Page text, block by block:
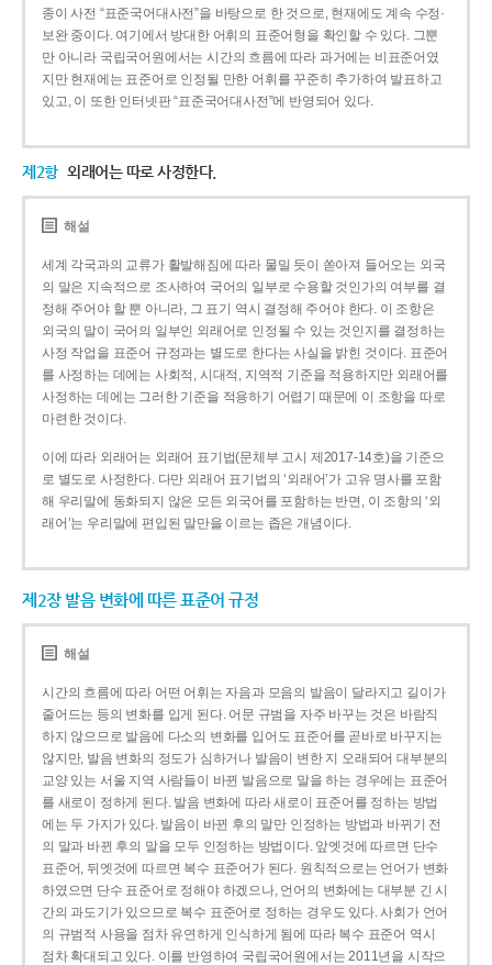
종이 사전 “표준국어대사전”을 바탕으로 한 것으로, 현재에도 계속 수정·
보완 중이다. 여기에서 방대한 어휘의 표준어형을 확인할 수 있다. 그뿐
만 아니라 국립국어원에서는 시간의 흐름에 따라 과거에는 비표준어였
지만 현재에는 표준어로 인정될 만한 어휘를 꾸준히 추가하여 발표하고
있고, 이 또한 인터넷판 “표준국어대사전”에 반영되어 있다.
제2항 외래어는 따로 사정한다.
해설
세계 각국과의 교류가 활발해짐에 따라 물밀 듯이 쏟아져 들어오는 외국
의 말은 지속적으로 조사하여 국어의 일부로 수용할 것인가의 여부를 결
정해 주어야 할 뿐 아니라, 그 표기 역시 결정해 주어야 한다. 이 조항은
외국의 말이 국어의 일부인 외래어로 인정될 수 있는 것인지를 결정하는
사정 작업을 표준어 규정과는 별도로 한다는 사실을 밝힌 것이다. 표준어
를 사정하는 데에는 사회적, 시대적, 지역적 기준을 적용하지만 외래어를
사정하는 데에는 그러한 기준을 적용하기 어렵기 때문에 이 조항을 따로
마련한 것이다.
이에 따라 외래어는 외래어 표기법(문체부 고시 제2017-14호)을 기준으
로 별도로 사정한다. 다만 외래어 표기법의 ‘외래어’가 고유 명사를 포함
해 우리말에 동화되지 않은 모든 외국어를 포함하는 반면, 이 조항의 ‘외
래어’는 우리말에 편입된 말만을 이르는 좁은 개념이다.
제2장 발음 변화에 따른 표준어 규정
해설
시간의 흐름에 따라 어떤 어휘는 자음과 모음의 발음이 달라지고 길이가
줄어드는 등의 변화를 입게 된다. 어문 규범을 자주 바꾸는 것은 바람직
하지 않으므로 발음에 다소의 변화를 입어도 표준어를 곧바로 바꾸지는
않지만, 발음 변화의 정도가 심하거나 발음이 변한 지 오래되어 대부분의
교양 있는 서울 지역 사람들이 바뀐 발음으로 말을 하는 경우에는 표준어
를 새로이 정하게 된다. 발음 변화에 따라 새로이 표준어를 정하는 방법
에는 두 가지가 있다. 발음이 바뀐 후의 말만 인정하는 방법과 바뀌기 전
의 말과 바뀐 후의 말을 모두 인정하는 방법이다. 앞엣것에 따르면 단수
표준어, 뒤엣것에 따르면 복수 표준어가 된다. 원칙적으로는 언어가 변화
하였으면 단수 표준어로 정해야 하겠으나, 언어의 변화에는 대부분 긴 시
간의 과도기가 있으므로 복수 표준어로 정하는 경우도 있다. 사회가 언어
의 규범적 사용을 점차 유연하게 인식하게 됨에 따라 복수 표준어 역시
점차 확대되고 있다. 이를 반영하여 국립국어원에서는 2011년을 시작으